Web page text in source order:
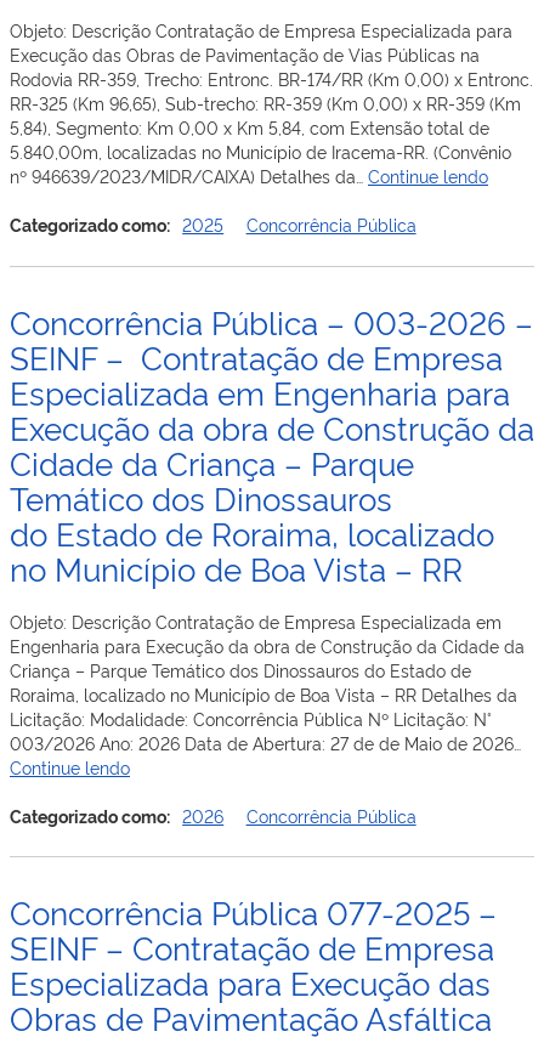
da
Vicinal
10
PA
Cujubim
e
Vicinal
nos
de
–
RR
e
do
Objeto: Descrição Contratação de Empresa Especializada para
Execução das Obras de Pavimentação de Vias Públicas na
Rodovia RR-359, Trecho: Entronc. BR-174/RR (Km 0,00) x Entronc.
RR-325 (Km 96,65), Sub-trecho: RR-359 (Km 0,00) x RR-359 (Km
5,84), Segmento: Km 0,00 x Km 5,84, com Extensão total de
5.840,00m, localizadas no Município de Iracema-RR. (Convênio
nº 946639/2023/MIDR/CAIXA) Detalhes da… Continue lendo
2025
SEINF
de
Obras
Vias
na
RR-
359,
174/RR
RR-
325
(Km
Categorizado como: 2025 Concorrência Pública
Concorrência Pública – 003-2026 –
SEINF – Contratação de Empresa
Especializada em Engenharia para
Execução da obra de Construção da
Cidade da Criança – Parque
Temático dos Dinossauros
do Estado de Roraima, localizado
no Município de Boa Vista – RR
Objeto: Descrição Contratação de Empresa Especializada em
Engenharia para Execução da obra de Construção da Cidade da
Criança – Parque Temático dos Dinossauros do Estado de
Roraima, localizado no Município de Boa Vista – RR Detalhes da
Licitação: Modalidade: Concorrência Pública Nº Licitação: N°
003/2026 Ano: 2026 Data de Abertura: 27 de de Maio de 2026…
Continue lendoConcorrência
–
2026
SEINF
–
Contratação
de
Empresa
Especializada
Categorizado como: 2026 Concorrência Pública
Concorrência Pública 077-2025 –
SEINF – Contratação de Empresa
Especializada para Execução das
Obras de Pavimentação Asfáltica